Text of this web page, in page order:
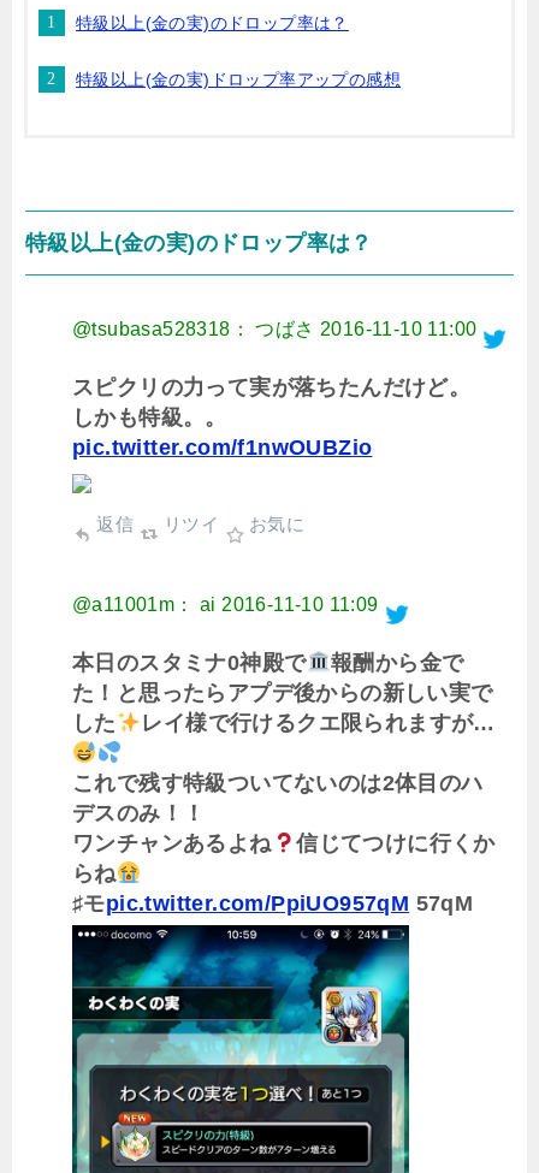
特級以上(金の実)のドロップ率は？
特級以上(金の実)ドロップ率アップの感想
特級以上(金の実)のドロップ率は？
@tsubasa528318： つばさ 2016-11-10 11:00
スピクリの力って実が落ちたんだけど。
しかも特級。。
pic.twitter.com/f1nwOUBZio
返信 リツイ お気に
@a11001m： ai 2016-11-10 11:09
本日のスタミナ0神殿で
報酬から金で
た！と思ったらアプデ後からの新しい実で
した
レイ様で行けるクエ限られますが…
これで残す特級ついてないのは2体目のハ
デスのみ！！
ワンチャンあるよね
信じてつけに行くか
らね
♯モpic.twitter.com/PpiUO957qM 57qM